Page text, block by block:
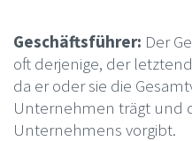
Geschäftsführer: Der
oft derjenige, der
da er oder sie die
Unternehmen trägt und
Unternehmens vorgibt.